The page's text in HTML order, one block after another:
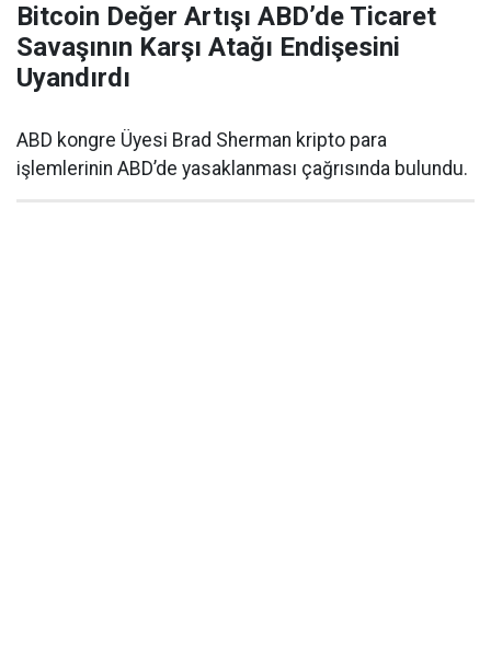
Bitcoin Değer Artışı ABD’de Ticaret
Savaşının Karşı Atağı Endişesini
Uyandırdı
ABD kongre Üyesi Brad Sherman kripto para
işlemlerinin ABD’de yasaklanması çağrısında bulundu.